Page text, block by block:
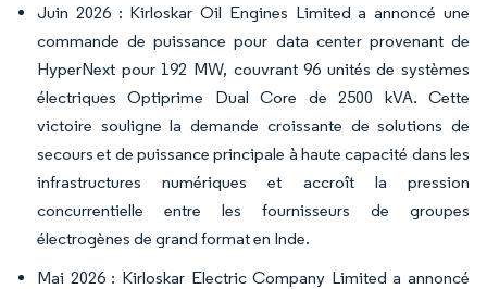
Juin 2026 : Kirloskar Oil Engines Limited a annoncé une
commande de puissance pour data center provenant de
HyperNext pour 192 MW, couvrant 96 unités de systèmes
électriques Optiprime Dual Core de 2500 kVA. Cette
victoire souligne la demande croissante de solutions de
secours et de puissance principale à haute capacité dans les
infrastructures numériques et accroît la pression
concurrentielle entre les fournisseurs de groupes
électrogènes de grand format en Inde.
Mai 2026 : Kirloskar Electric Company Limited a annoncé